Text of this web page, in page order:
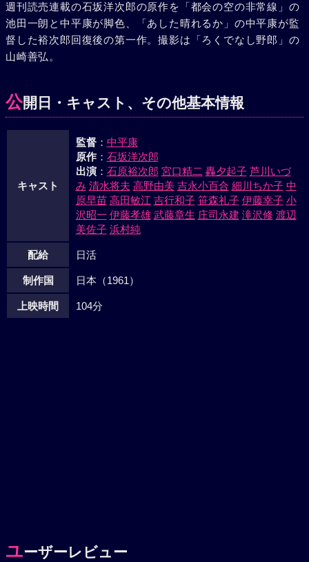
れた三郎は、みち子と以前に関係のあったことを告白した。
けい子は泣きながら外へとびだした。後を追った三郎は、泣
きじゃくるけい子を強引に接吻した。二人の仲はこれがもと
でもっと強力となった。二学期が始まり秋風が吹く頃、モト
の昔の友達というアメリカでホテルを経営する阿川が久し振
りに日本に帰って来て出席していた。楽しかったパーティ
ったことからパーティはメチャメチャとなった。三郎はモト
子と阿川の間に出来た子供だったのだ。翌日、モト子はすっ
かり元の陽気さを取り戻し、三郎も出生の秘密を知った暗さ
などどこにもみられなかった。三郎はけい子と婚約した。将
来、三郎とけい子はアメリカに行くかも知れないのだ。
週刊読売連載の石坂洋次郎の原作を「都会の空の非常線」の
池田一朗と中平康が脚色、「あした晴れるか」の中平康が監
督した裕次郎回復後の第一作。撮影は「ろくでなし野郎」の
山崎善弘。
公開日・キャスト、その他基本情報
キャスト
監督： 中平康
原作： 石坂洋次郎
出演： 石原裕次郎 宮口精二 轟夕起子 芦川いづ
み 清水将夫 高野由美 吉永小百合 細川ちか子 中
原早苗 高田敏江 吉行和子 笹森礼子 伊藤幸子 小
沢昭一 伊藤孝雄 武藤章生 庄司永建 滝沢修 渡辺
美佐子 浜村純
配給 日活
制作国 日本（1961）
上映時間 104分
ユーザーレビュー